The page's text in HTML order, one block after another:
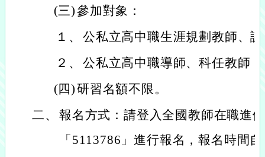
(三)參加對象：
１、 公私立高中職生涯規劃教師、
２、 公私立高中職導師、科任教師
(四)研習名額不限。
二、 報名方式：請登入全國教師在職進
「5113786」進行報名，報名時間